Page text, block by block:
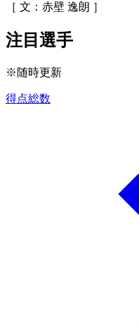
［ 文：赤壁 逸朗 ］
注目選手
※随時更新
得点総数